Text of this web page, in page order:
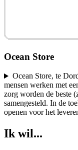
Ocean Store
Ocean Store, te
mensen werken met
zorg worden de beste
samengesteld. In de
openen voor het
Ik wil...